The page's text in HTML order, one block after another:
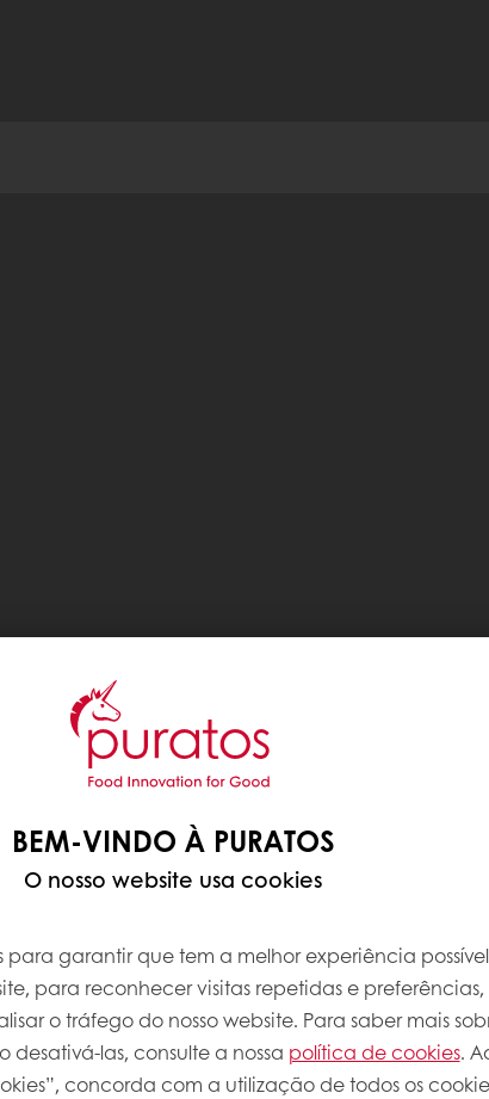
BEM-VINDO À PURATOS
O nosso website usa cookies
para garantir que tem a melhor experiência
para reconhecer visitas repetidas e preferências,
o tráfego do nosso website. Para saber mais
las, consulte a nossa política de cookies.
concorda com a utilização de todos os